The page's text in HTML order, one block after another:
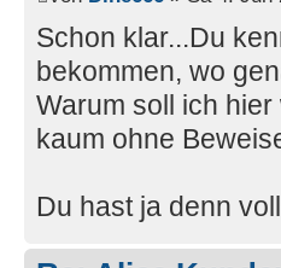
Schon klar...Du
bekommen, wo
Warum soll ich
kaum ohne
Du hast ja denn